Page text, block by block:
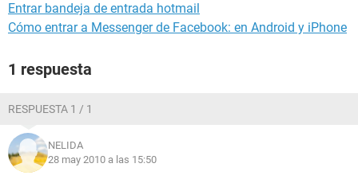
Entrar bandeja de entrada hotmail
Cómo entrar a Messenger de Facebook: en Android y iPhone
1 respuesta
RESPUESTA 1 / 1
NELIDA
28 may 2010 a las 15:50